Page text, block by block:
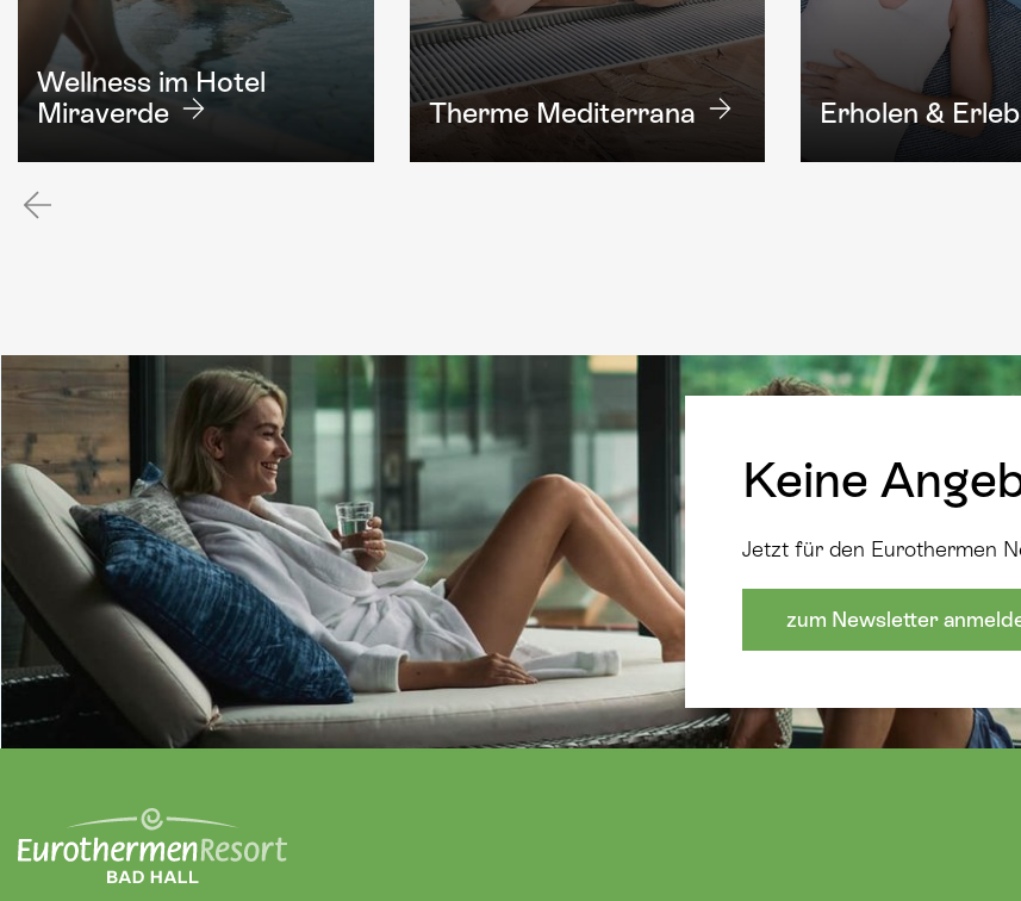
Wellness im Hotel
Miraverde
Therme Mediterrana Erholen &
Keine
Jetzt für den Eurothermen
zum Newsletter